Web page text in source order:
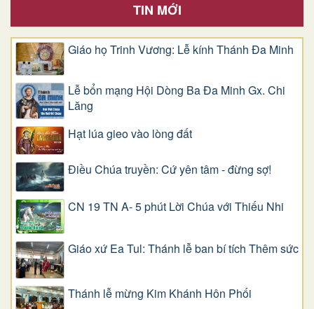
TIN MỚI
Giáo họ Trinh Vương: Lễ kính Thánh Đa Minh
Lễ bổn mạng Hội Dòng Ba Đa Minh Gx. Chi
Lăng
Hạt lúa gieo vào lòng đất
Điều Chúa truyền: Cứ yên tâm - đừng sợ!
CN 19 TN A- 5 phút Lời Chúa với Thiếu Nhi
Giáo xứ Ea Tul: Thánh lễ ban bí tích Thêm sức
Thánh lễ mừng Kim Khánh Hôn Phối